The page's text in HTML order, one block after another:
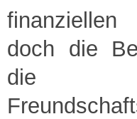
doch die
die